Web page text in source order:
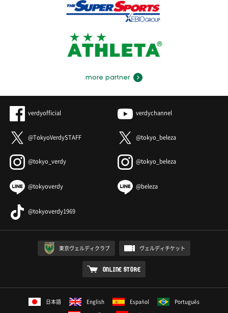
more partner
verdyofficial verdychannel
@TokyoVerdySTAFF @tokyo_beleza
@tokyo_verdy @tokyo_beleza
@tokyoverdy @beleza
@tokyoverdy1969
東京ヴェルディクラブ ヴェルディチケット
ONLINE STORE
日本語 English Español
Português